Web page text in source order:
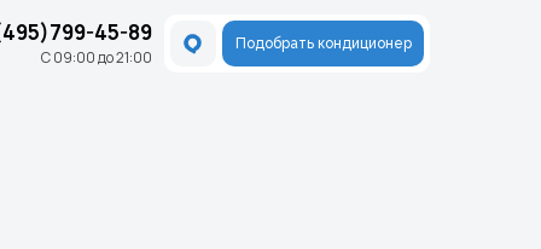
Подобрать кондиционер
45-89
С 09:00 до 21:00